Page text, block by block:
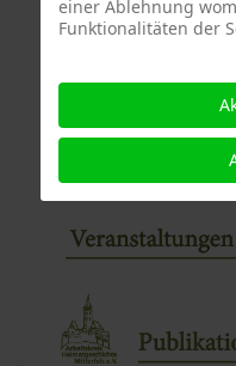
einer Ablehnung
Funktionalitäten der